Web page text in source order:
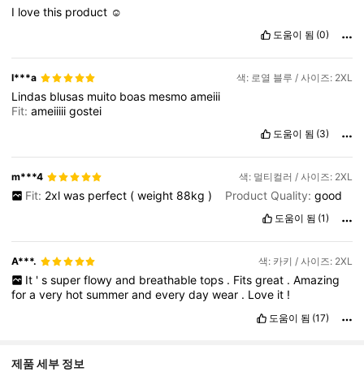
I lovethis product ☺️
도움이 됨 (0)
I***a 색: 로열 블루 / 사이즈: 2XL
Lindas blusas muito boas mesmoameiii
Fit:ameiiiiigostei
도움이 됨 (3)
m***4 색: 멀티컬러 / 사이즈: 2XL
Fit: 2xl was perfect ( weight 88kg ) Product Quality: good
도움이 됨 (1)
A***. 색: 카키 / 사이즈: 2XL
It ' s super flowy and breathable tops . Fits great . Amazing
foravery hotsummerandeverydaywear . Love it !
도움이 됨 (17)
제품 세부 정보